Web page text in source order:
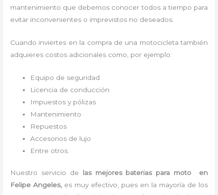
mantenimiento que debemos conocer todos a tiempo para
evitar inconvenientes o imprevistos no deseados.
Cuando inviertes en la compra de una motocicleta también
adquieres costos adicionales como, por ejemplo:
Equipo de seguridad
Licencia de conducción
Impuestos y pólizas
Mantenimiento
Repuestos
Accesorios de lujo
Entre otros.
Nuestro servicio de las mejores baterias para moto
en
Felipe Angeles, es muy efectivo, pues en la mayoría de los